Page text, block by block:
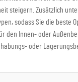
steigern. Zusätzlich
sodass Sie die beste
den Innen- oder
oder